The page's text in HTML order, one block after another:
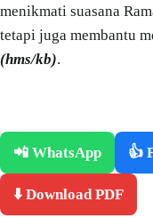
menikmati suasana
tetapi juga membantu
(hms/kb).
📲 WhatsApp 👍
⬇️ Download PDF